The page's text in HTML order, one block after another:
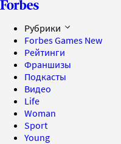
Рубрики
Forbes Games New
Рейтинги
Франшизы
Подкасты
Видео
Life
Woman
Sport
Young